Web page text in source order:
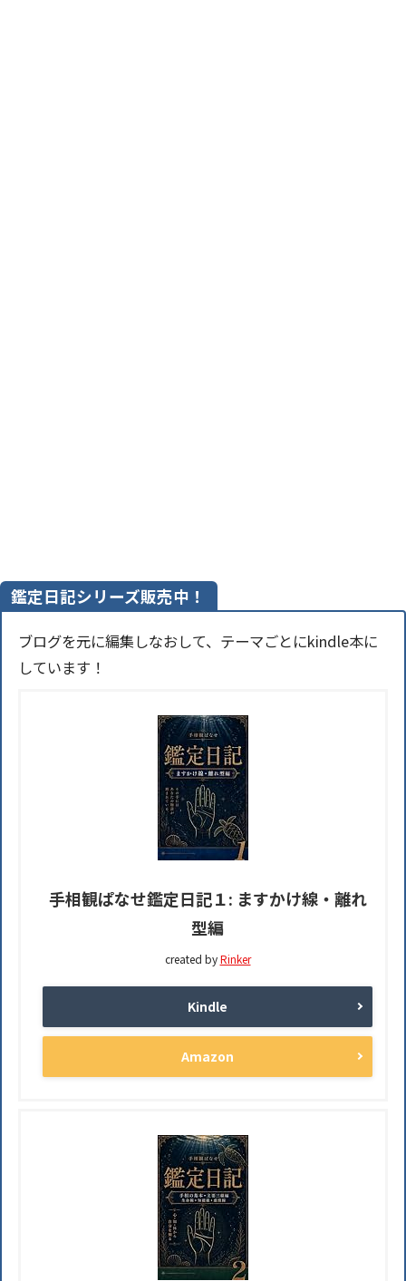
鑑定日記シリーズ販売中！
ブログを元に編集しなおして、テーマごとにkindle本に
しています！
手相観ぱなせ鑑定日記１: ますかけ線・離れ
型編
created byRinker
Kindle
Amazon